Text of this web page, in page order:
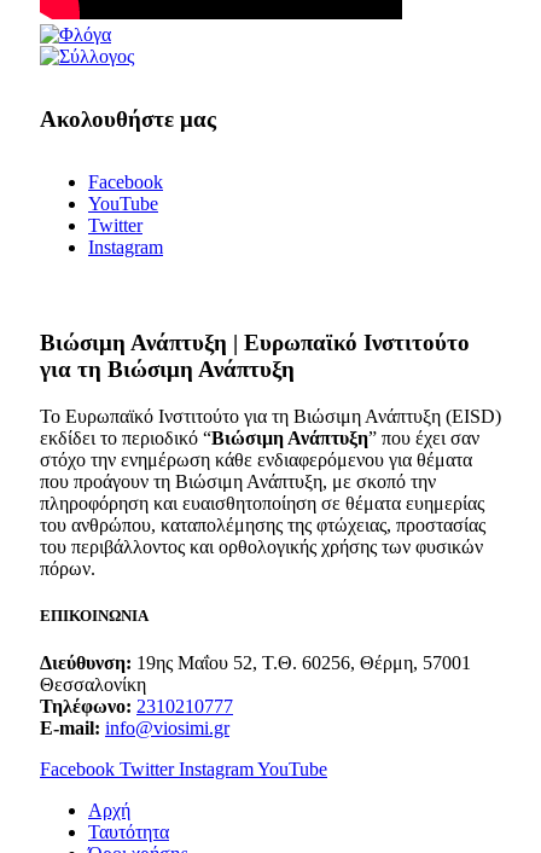
Ακολουθήστε μας
Facebook
YouTube
Twitter
Instagram
Bιώσιμη Ανάπτυξη | Ευρωπαϊκό Ινστιτούτο
για τη Βιώσιμη Ανάπτυξη
Το Ευρωπαϊκό Ινστιτούτο για τη Βιώσιμη Ανάπτυξη (EISD)
εκδίδει το περιοδικό “Βιώσιμη Ανάπτυξη” που έχει σαν
στόχο την ενημέρωση κάθε ενδιαφερόμενου για θέματα
που προάγουν τη Βιώσιμη Ανάπτυξη, με σκοπό την
πληροφόρηση και ευαισθητοποίηση σε θέματα ευημερίας
του ανθρώπου, καταπολέμησης της φτώχειας, προστασίας
του περιβάλλοντος και ορθολογικής χρήσης των φυσικών
πόρων.
ΕΠΙΚΟΙΝΩΝΙΑ
Διεύθυνση: 19ης Μαΐου 52, Τ.Θ. 60256, Θέρμη, 57001
Θεσσαλονίκη
Τηλέφωνο: 2310210777
E-mail: info@viosimi.gr
Facebook Twitter InstagramYouTube
Aρχή
Ταυτότητα